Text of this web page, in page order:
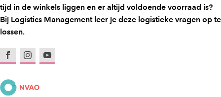
tijd in de winkels liggen en er altijd voldoende voorraad is?
Bij Logistics Management leer je deze logistieke vragen op te
lossen.
FacebookInstagramYoutube